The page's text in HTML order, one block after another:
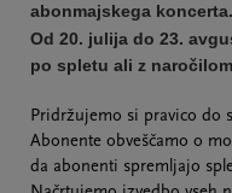
abonmajskega koncerta.
Od 20. julija do 23.
po spletu ali z
Pridržujemo si pravico do
Abonente obveščamo o
da abonenti spremljajo